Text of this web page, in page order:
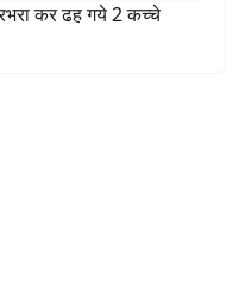
कर ढह गये 2 कच्चे